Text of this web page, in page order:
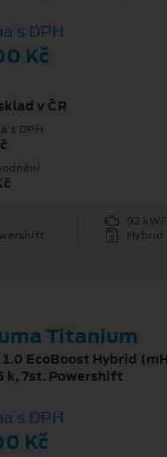
s DPH
Kč
v ČR
s DPH
92 kW/
Hybrid
Titanium
EcoBoost Hybrid
k, 7st. Powershift
s DPH
Kč